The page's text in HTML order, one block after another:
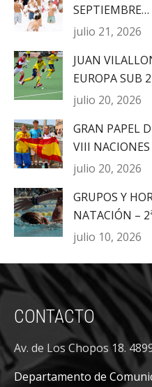
SEPTIEMBRE…
julio 21, 2026
JUAN
EUROPA SUB
julio 20, 2026
GRAN PAPEL
VIII
julio 20, 2026
GRUPOS Y
NATACIÓN –
julio 10, 2026
CONTACTO
Av. de Los Chopos 18.
Departamento de